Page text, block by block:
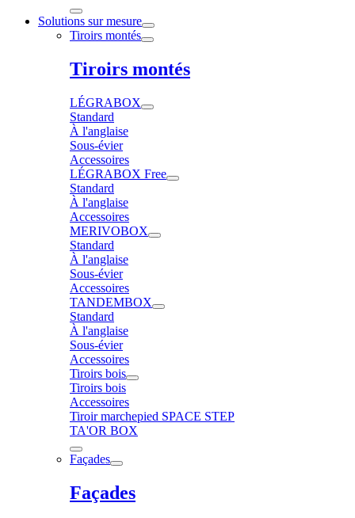
Solutions sur mesure
Tiroirs montés
Tiroirs montés
LÉGRABOX
Standard
À l'anglaise
Sous-évier
Accessoires
LÉGRABOX Free
Standard
À l'anglaise
Accessoires
MERIVOBOX
Standard
À l'anglaise
Sous-évier
Accessoires
TANDEMBOX
Standard
À l'anglaise
Sous-évier
Accessoires
Tiroirs bois
Tiroirs bois
Accessoires
Tiroir marchepied SPACE STEP
TA'OR BOX
Façades
Façades